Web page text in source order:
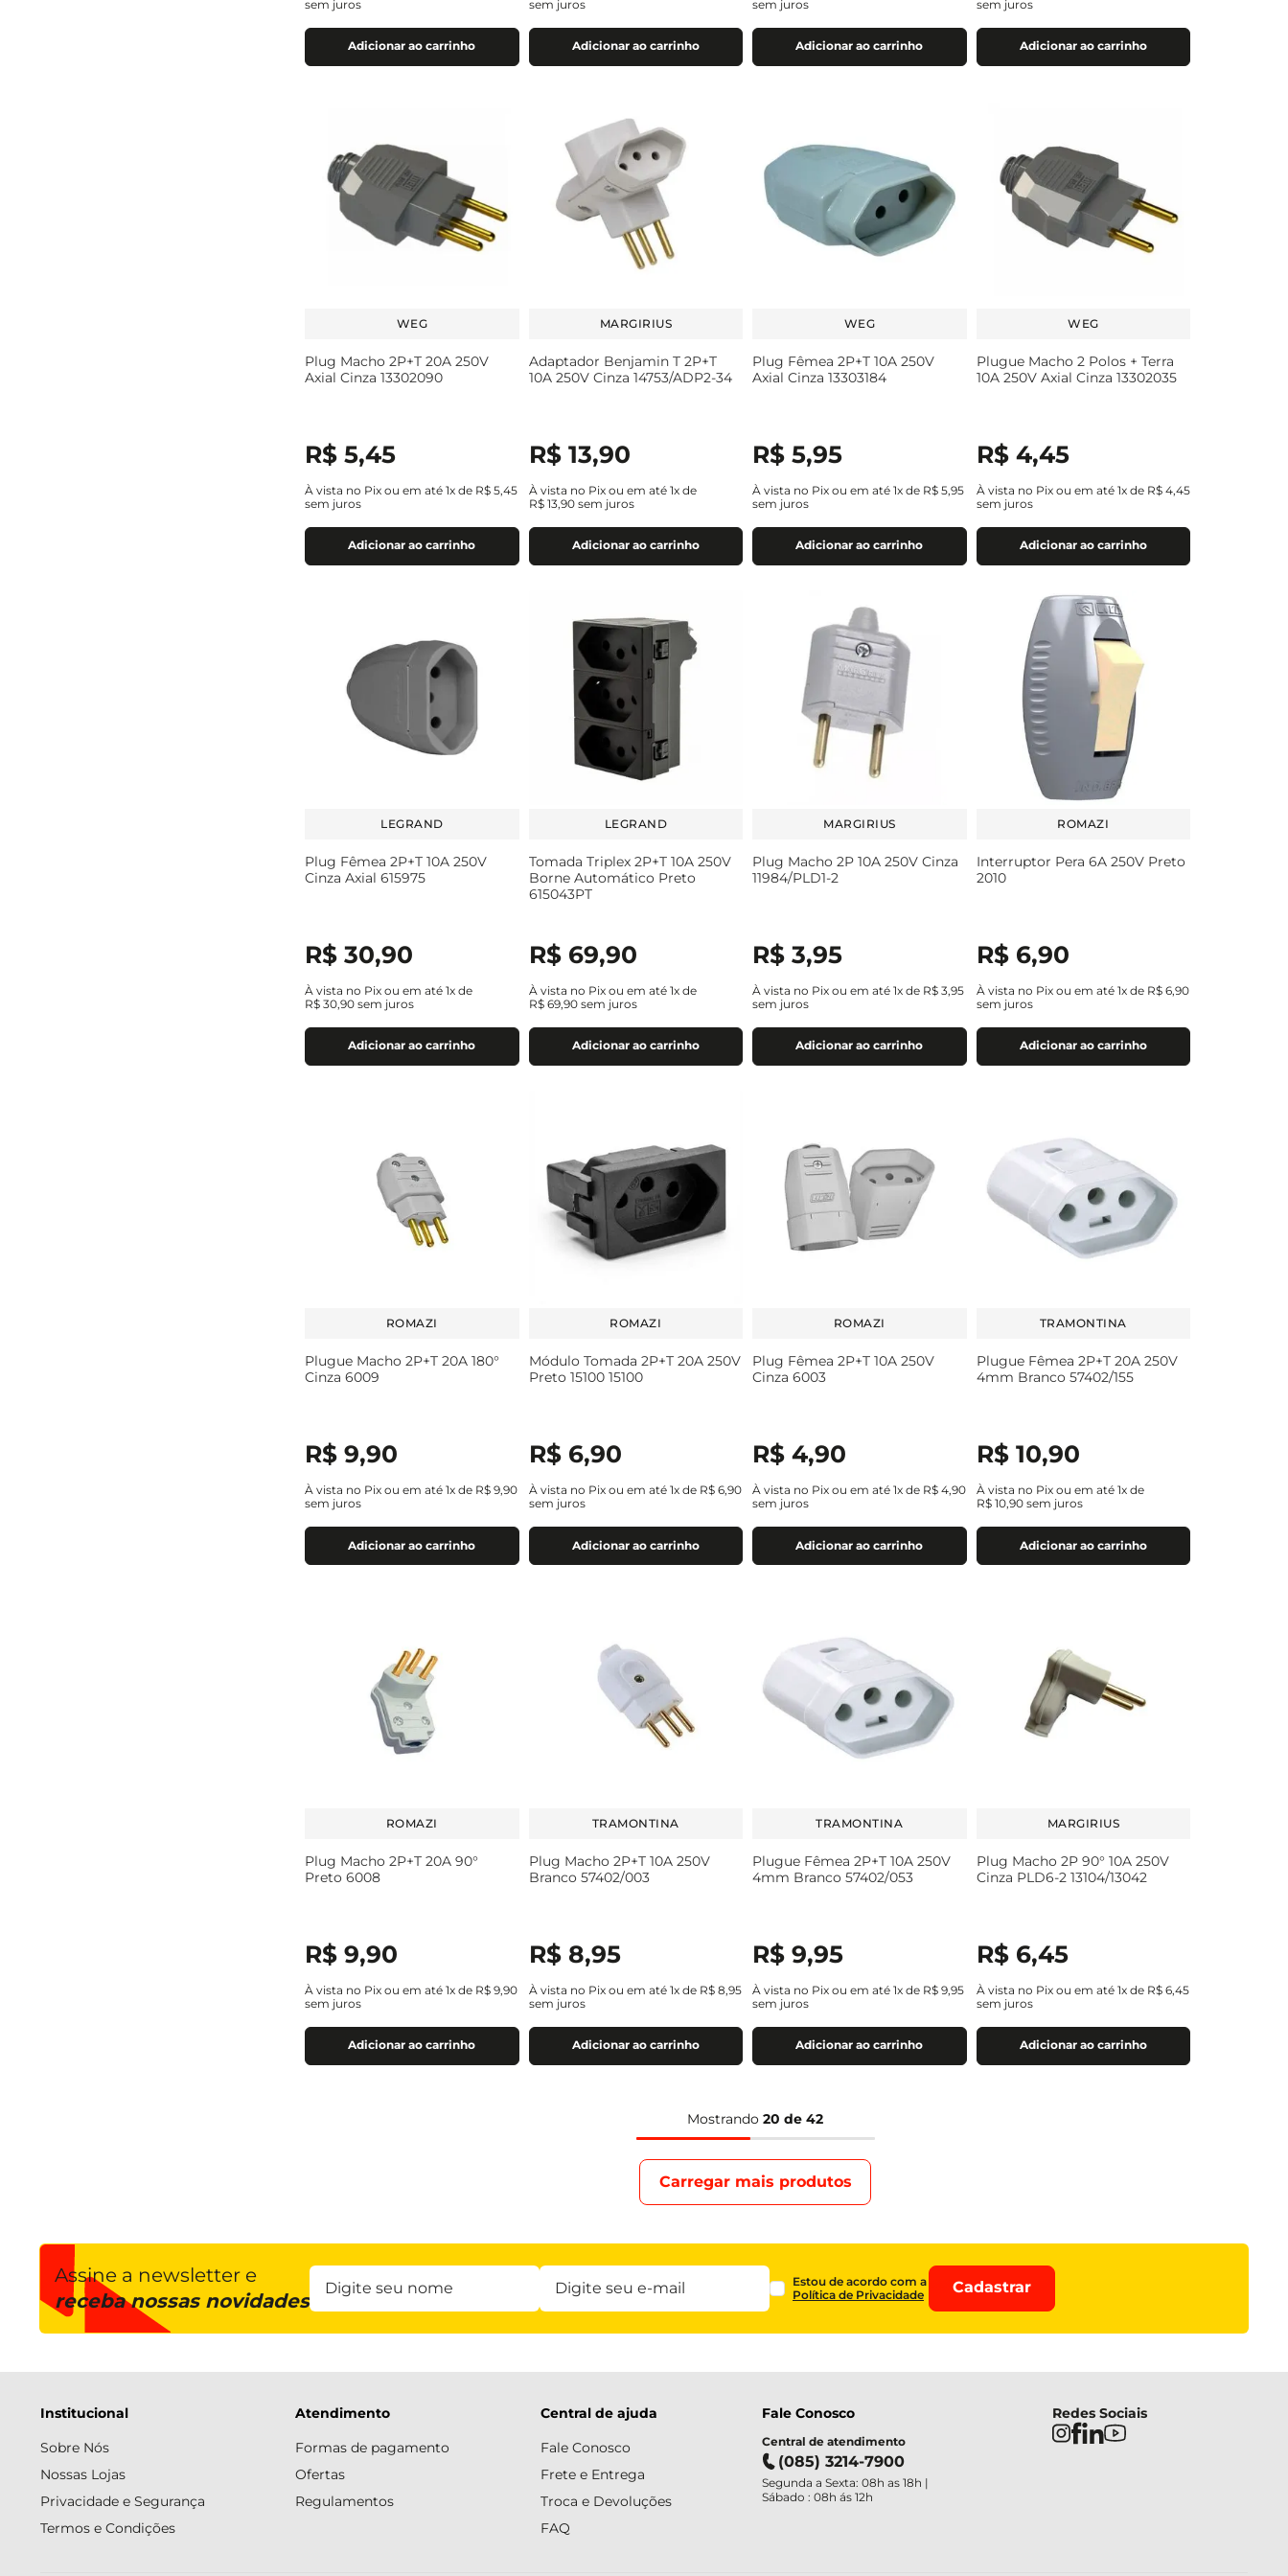
sem juros
Adicionar ao carrinho
sem juros
Adicionar ao carrinho
sem juros
Adicionar ao carrinho
sem juros
Adicionar ao carrinho
WEG
Plug Macho 2P+T 20A 250V
Axial Cinza 13302090
R$ 5,45
À vista no Pix ou em até 1x de R$ 5,45
sem juros
Adicionar ao carrinho
MARGIRIUS
Adaptador Benjamin T 2P+T
10A 250V Cinza 14753/ADP2-34
R$ 13,90
À vista no Pix ou em até 1x de
R$ 13,90sem juros
Adicionar ao carrinho
WEG
Plug Fêmea 2P+T 10A 250V
Axial Cinza 13303184
R$ 5,95
À vista no Pix ou em até1x de R$ 5,95
sem juros
Adicionar ao carrinho
WEG
Plugue Macho 2 Polos + Terra
10A 250V Axial Cinza 13302035
R$ 4,45
À vista no Pix ou em até 1x de R$ 4,45
sem juros
Adicionar ao carrinho
LEGRAND
Plug Fêmea 2P+T 10A 250V
Cinza Axial 615975
R$ 30,90
À vista no Pix ou em até 1x de
R$ 30,90 sem juros
Adicionar ao carrinho
LEGRAND
Tomada Triplex 2P+T 10A 250V
Borne Automático Preto
615043PT
R$ 69,90
À vista no Pix ou em até 1x de
R$ 69,90sem juros
Adicionar ao carrinho
MARGIRIUS
Plug Macho 2P 10A 250V Cinza
11984/PLD1-2
R$ 3,95
À vista no Pix ou em até1x de R$ 3,95
sem juros
Adicionar ao carrinho
ROMAZI
Interruptor Pera 6A 250V Preto
2010
R$ 6,90
À vista no Pix ou em até 1x de R$ 6,90
sem juros
Adicionar ao carrinho
ROMAZI
Plugue Macho 2P+T 20A 180°
Cinza 6009
R$ 9,90
À vista no Pix ou em até 1x de R$ 9,90
sem juros
Adicionar ao carrinho
ROMAZI
Módulo Tomada 2P+T 20A 250V
Preto 15100 15100
R$ 6,90
À vista no Pix ou em até 1x de R$ 6,90
sem juros
Adicionar ao carrinho
ROMAZI
Plug Fêmea 2P+T 10A 250V
Cinza 6003
R$ 4,90
À vista no Pix ou em até1x de R$ 4,90
sem juros
Adicionar ao carrinho
TRAMONTINA
Plugue Fêmea 2P+T 20A 250V
4mm Branco 57402/155
R$ 10,90
À vista no Pix ou em até 1x de
R$ 10,90sem juros
Adicionar ao carrinho
ROMAZI
Plug Macho 2P+T 20A 90°
Preto 6008
R$ 9,90
À vista no Pix ou em até 1x de R$ 9,90
sem juros
Adicionar ao carrinho
TRAMONTINA
Plug Macho 2P+T 10A 250V
Branco 57402/003
R$ 8,95
À vista no Pix ou em até 1x de R$ 8,95
sem juros
Adicionar ao carrinho
TRAMONTINA
Plugue Fêmea 2P+T 10A 250V
4mm Branco 57402/053
R$ 9,95
À vista no Pix ou em até1x de R$ 9,95
sem juros
Adicionar ao carrinho
MARGIRIUS
Plug Macho 2P 90° 10A 250V
Cinza PLD6-2 13104/13042
R$ 6,45
À vista no Pix ou em até 1x de R$ 6,45
sem juros
Adicionar ao carrinho
Mostrando 20 de 42
Assine a newsletter e
receba nossas novidades
Estou de acordo com a
Política de Privacidade
Cadastrar
Institucional
Sobre Nós
Nossas Lojas
Privacidade e Segurança
Termos e Condições
Atendimento
Formas de pagamento
Ofertas
Regulamentos
Central de ajuda
Fale Conosco
Frete e Entrega
Troca e Devoluções
FAQ
Fale Conosco
Central de atendimento
(085) 3214-7900
Segunda a Sexta: 08h as 18h |
Sábado : 08h ás 12h
Redes Sociais